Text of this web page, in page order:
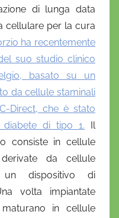
di lunga data
cellulare per la cura
ha recentemente
suo studio clinico
basato su un
da cellule staminali
Direct, che è stato
diabete di tipo 1. Il
consiste in cellule
derivate da cellule
un dispositivo di
volta impiantate
in cellule